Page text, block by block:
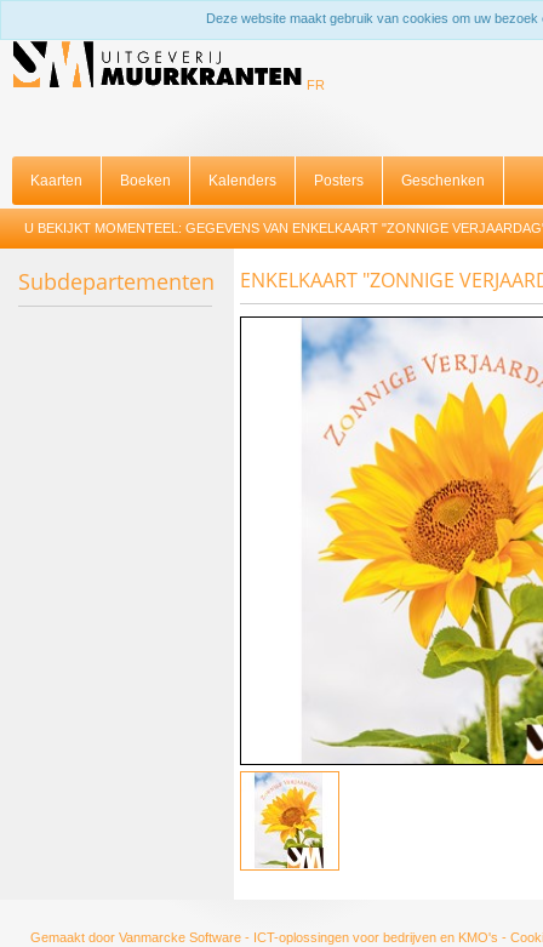
Deze website maakt gebruik van cookies om uw
FR
Kaarten Boeken Kalenders Posters Geschenken
U BEKIJKT MOMENTEEL: GEGEVENS VAN ENKELKAART "ZONNIGE
Subdepartementen ENKELKAART "ZONNIGE
Gemaakt door Vanmarcke Software - ICT-oplossingen voor bedrijven en KMO's -